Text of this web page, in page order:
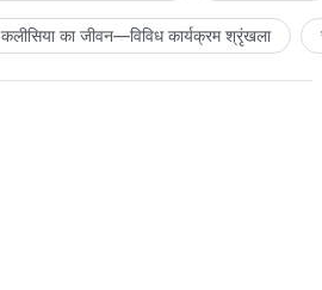
कलीसिया का जीवन—विविध कार्यक्रम श्रृंखला